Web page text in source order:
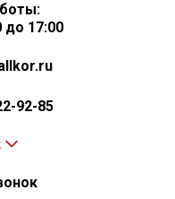
до 17:00
92-85